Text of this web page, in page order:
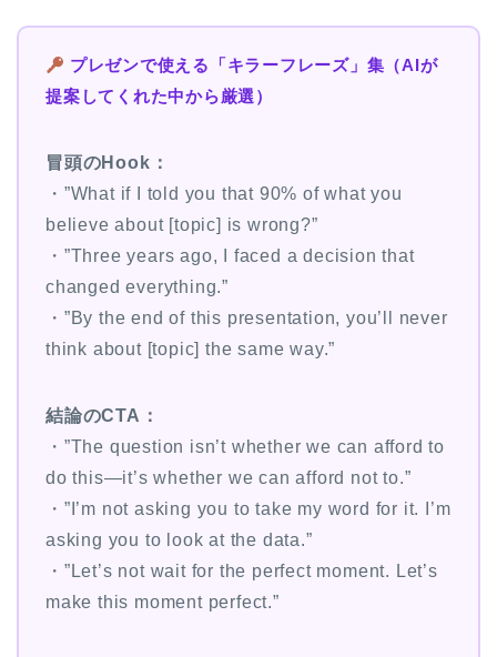
プレゼンで使える「キラーフレーズ」集（AIが
提案してくれた中から厳選）
冒頭のHook：
・”What if I told you that 90% of what you
believe about [topic] is wrong?”
・”Three years ago, I faced a decision that
changed everything.”
・”By the end of this presentation, you’ll never
think about [topic] the same way.”
結論のCTA：
・”The question isn’t whether we can afford to
do this—it’s whether we can afford not to.”
・”I’m not asking you to take my word for it. I’m
asking you to look at the data.”
・”Let’s not wait for the perfect moment. Let’s
make this moment perfect.”